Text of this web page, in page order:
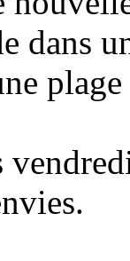
dans